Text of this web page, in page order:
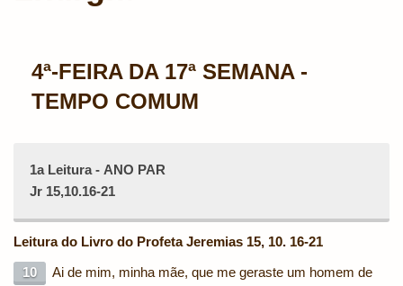
4ª-FEIRA DA 17ª SEMANA -
TEMPO COMUM
1a Leitura - ANO PAR
Jr 15,10.16-21
Leitura do Livro do Profeta Jeremias 15, 10. 16-21
10
Ai de mim, minha mãe, que me geraste um homem de